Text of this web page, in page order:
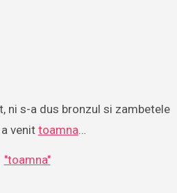
ni s-a dus bronzul si zambetele
venittoamna…